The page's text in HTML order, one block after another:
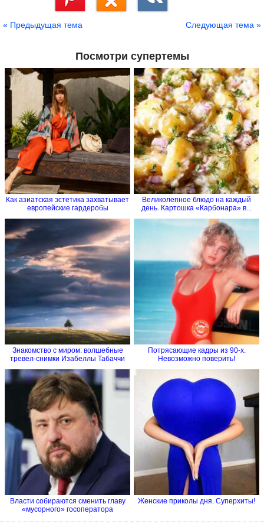
« Предыдущая тема Следующая тема »
Посмотри супертемы
Как азиатская эстетика захватывает
европейские гардеробы
Великолепное блюдо на каждый
день. Картошка «Карбонара» в...
Знакомство с миром: волшебные
тревел-снимки Изабеллы Табаччи
Потрясающие кадры из 90-х.
Невозможно поверить!
Власти собираются cменить главу
«мусорного» госоператора
Женские приколы дня. Суперхиты!